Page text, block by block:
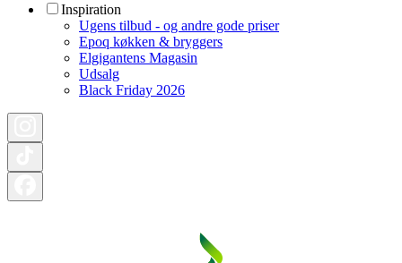
Inspiration
Ugens tilbud - og andre gode priser
Epoq køkken & bryggers
Elgigantens Magasin
Udsalg
Black Friday 2026